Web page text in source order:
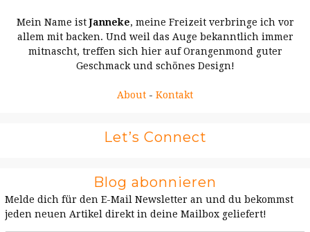
Mein Name istJanneke, meine Freizeit verbringe ich vor
allem mit backen. Und weil das Auge bekanntlich immer
mitnascht, treffen sich hier auf Orangenmond guter
Geschmack und schönes Design!
About - Kontakt
Let’s Connect
Blog abonnieren
Melde dich für den E-Mail Newsletter an und du bekommst
jeden neuen Artikel direkt in deine Mailbox geliefert!